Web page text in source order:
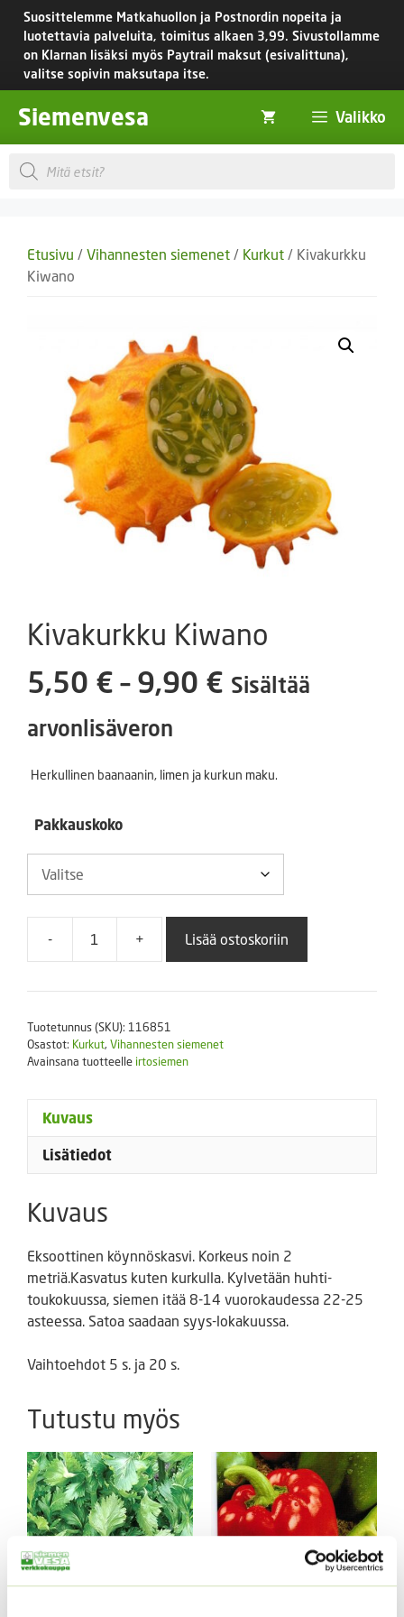
Siirry
sisältöön
Suosittelemme Matkahuollon ja Postnordin nopeita ja
luotettavia palveluita, toimitus alkaen 3,99. Sivustollamme
on Klarnan lisäksi myös Paytrail maksut (esivalittuna),
valitse sopivin maksutapa itse.
Siemenvesa Valikko
Products
search
Etusivu / Vihannesten siemenet / Kurkut / Kivakurkku
Kiwano
Kivakurkku Kiwano
5,50 € – 9,90 € Hintaluokka:
-
Sisältää
arvonlisäveron
Herkullinen baanaanin, limen ja kurkun maku.
Pakkauskoko
-
Kivakurkku
määrä
+ Lisää ostoskoriin
Tuotetunnus (SKU): 116851
Osastot: Kurkut, Vihannesten siemenet
Avainsana tuotteelle irtosiemen
Kuvaus
Lisätiedot
Kuvaus
Eksoottinen köynnöskasvi. Korkeus noin 2
metriä.Kasvatus kuten kurkulla. Kylvetään huhti-
toukokuussa, siemen itää 8-14 vuorokaudessa 22-25
asteessa. Satoa saadaan syys-lokakuussa.
Vaihtoehdot 5 s. ja 20 s.
Tutustu myös